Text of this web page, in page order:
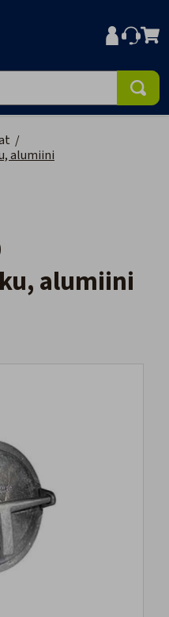
/
alumiini
alumiini